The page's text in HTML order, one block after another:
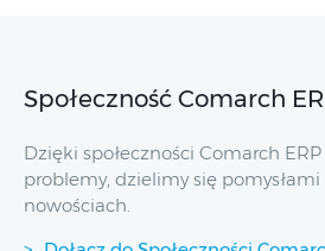
Społeczność Comarch
Dzięki społeczności Comarch
problemy, dzielimy się
nowościach.